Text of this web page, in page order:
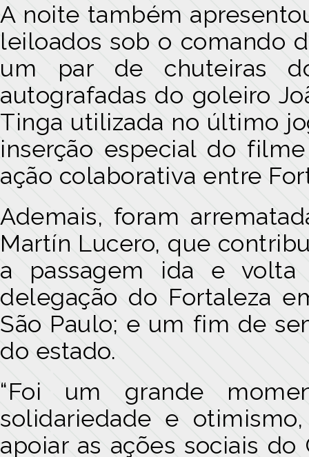
A noite também
leiloados sob o comando
um par de chuteiras
autografadas do goleiro
Tinga utilizada no último
inserção especial do filme
ação colaborativa entre
Ademais, foram
Martín Lucero, que
a passagem ida e
delegação do Fortaleza
São Paulo; e um fim de
do estado.
“Foi um grande
solidariedade e
apoiar as ações sociais